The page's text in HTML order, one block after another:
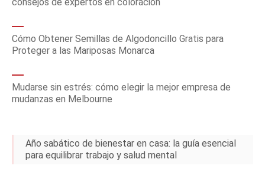
Cómo Obtener Semillas de Algodoncillo Gratis para
Proteger a las Mariposas Monarca
Mudarse sin estrés: cómo elegir la mejor empresa de
mudanzas en Melbourne
Año sabático de bienestar en casa: la guía esencial
para equilibrar trabajo y salud mental